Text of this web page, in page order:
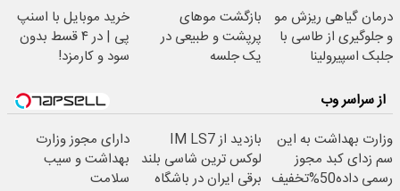
درمان گیاهی ریزش مو
و جلوگیری از طاسی با
جلبک اسپیرولینا
بازگشت موهای
پرپشت و طبیعی در
یک جلسه
خرید موبایل با اسنپ
پی | در ۴ قسط بدون
سود و کارمزد!
از سراسر وب
وزارت بهداشت به این
سم زدای کبد مجوز
رسمی داده50%تخفیف
بازدید از IM LS7
لوکس ترین شاسی بلند
برقی ایران در باشگاه
دارای مجوز وزارت
بهداشت و سیب
سلامت